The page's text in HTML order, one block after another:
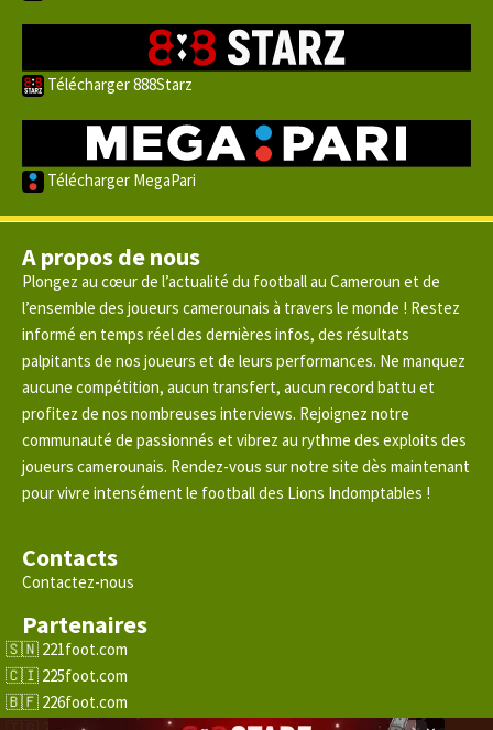
Télécharger 888Starz
Télécharger MegaPari
A propos de nous
Plongez au cœur de l’actualité du football au Cameroun et de
l’ensemble des joueurs camerounais à travers le monde ! Restez
informé en temps réel des dernières infos, des résultats
palpitants de nos joueurs et de leurs performances. Ne manquez
aucune compétition, aucun transfert, aucun record battu et
profitez de nos nombreuses interviews. Rejoignez notre
communauté de passionnés et vibrez au rythme des exploits des
joueurs camerounais. Rendez-vous sur notre site dès maintenant
pour vivre intensément le football des Lions Indomptables !
Contacts
Contactez-nous
Partenaires
221foot.com
225foot.com
226foot.com